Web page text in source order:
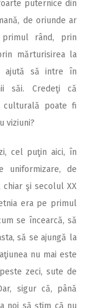
puternice din
de oriunde ar
rând, prin
mărturisirea la
ajută să intre în
săi. Credeţi că
culturală poate fi
viziuni?
cel puţin aici, în
de
şi secolul XX
era pe primul
se încearcă, să
să se ajungă la
nu mai este
zeci, sute de
sigur că, până
noi să ştim că nu